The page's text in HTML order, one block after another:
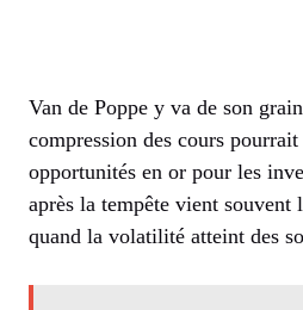
Van de Poppe y va de son
compression des cours
opportunités en or pour les
après la tempête vient souvent
quand la volatilité atteint des